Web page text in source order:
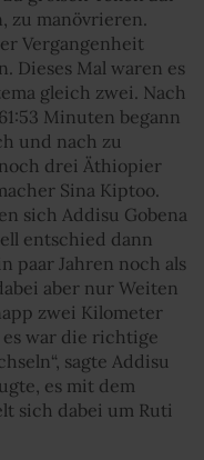
zu manövrieren.
Vergangenheit
Dieses Mal waren es
gleich zwei. Nach
Minuten begann
und nach zu
drei Äthiopier
Sina Kiptoo.
sich Addisu Gobena
entschied dann
paar Jahren noch als
aber nur Weiten
zwei Kilometer
war die richtige
sagte Addisu
es mit dem
sich dabei um Ruti